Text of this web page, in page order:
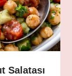
Salatası